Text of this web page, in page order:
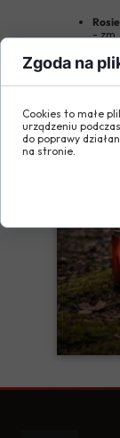
- zm.
Zgoda na
Cookies to małe
urządzeniu
do poprawy
na stronie.